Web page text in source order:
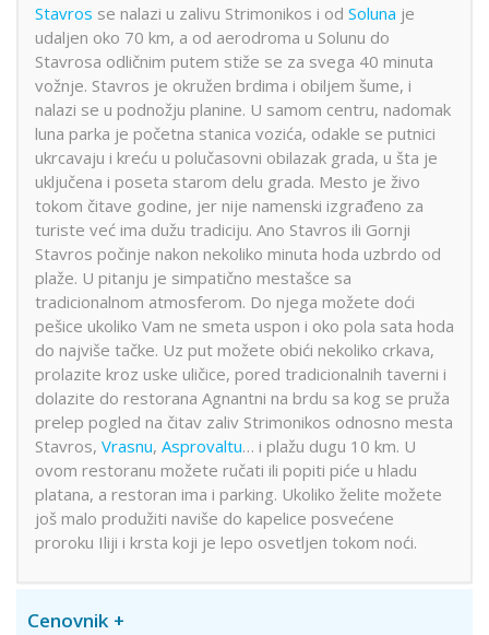
Stavros se nalazi u zalivu Strimonikos i od Soluna je
udaljen oko 70 km, a od aerodroma u Solunu do
Stavrosa odličnim putem stiže se za svega 40 minuta
vožnje. Stavros je okružen brdima i obiljem šume, i
nalazi se u podnožju planine. U samom centru, nadomak
luna parka je početna stanica vozića, odakle se putnici
ukrcavaju i kreću u polučasovni obilazak grada, u šta je
uključena i poseta starom delu grada. Mesto je živo
tokom čitave godine, jer nije namenski izgrađeno za
turiste već ima dužu tradiciju. Ano Stavros ili Gornji
Stavros počinje nakon nekoliko minuta hoda uzbrdo od
plaže. U pitanju je simpatično mestašce sa
tradicionalnom atmosferom. Do njega možete doći
pešice ukoliko Vam ne smeta uspon i oko pola sata hoda
do najviše tačke. Uz put možete obići nekoliko crkava,
prolazite kroz uske uličice, pored tradicionalnih taverni i
dolazite do restorana Agnantni na brdu sa kog se pruža
prelep pogled na čitav zaliv Strimonikos odnosno mesta
Stavros, Vrasnu, Asprovaltu… i plažu dugu 10 km. U
ovom restoranu možete ručati ili popiti piće u hladu
platana, a restoran ima i parking. Ukoliko želite možete
još malo produžiti naviše do kapelice posvećene
proroku Iliji i krsta koji je lepo osvetljen tokom noći.
Cenovnik